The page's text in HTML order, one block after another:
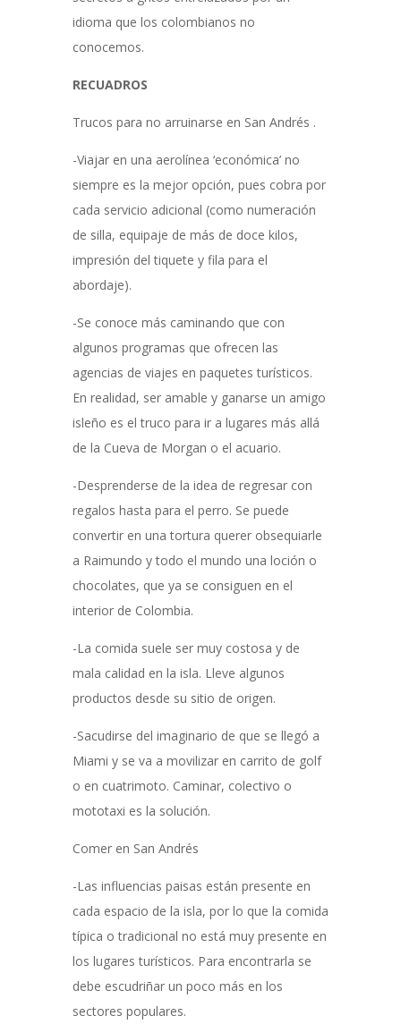
idioma que los colombianos no
conocemos.
RECUADROS
Trucos para no arruinarse en San Andrés .
-Viajar en una aerolínea ‘económica’ no
siempre es la mejor opción, pues cobra por
cada servicio adicional (como numeración
de silla, equipaje de más de doce kilos,
impresión del tiquete y fila para el
abordaje).
-Se conoce más caminando que con
algunos programas que ofrecen las
agencias de viajes en paquetes turísticos.
En realidad, ser amable y ganarse un amigo
isleño es el truco para ir a lugares más allá
de la Cueva de Morgan o el acuario.
-Desprenderse de la idea de regresar con
regalos hasta para el perro. Se puede
convertir en una tortura querer obsequiarle
a Raimundo y todo el mundo una loción o
chocolates, que ya se consiguen en el
interior de Colombia.
-La comida suele ser muy costosa y de
mala calidad en la isla. Lleve algunos
productos desde su sitio de origen.
-Sacudirse del imaginario de que se llegó a
Miami y se va a movilizar en carrito de golf
o en cuatrimoto. Caminar, colectivo o
mototaxi es la solución.
Comer en San Andrés
-Las influencias paisas están presente en
cada espacio de la isla, por lo que la comida
típica o tradicional no está muy presente en
los lugares turísticos. Para encontrarla se
debe escudriñar un poco más en los
sectores populares.